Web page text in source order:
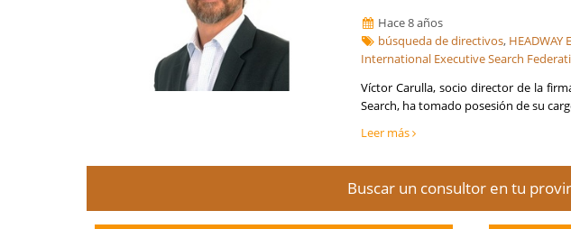
Hace 8 años
búsqueda de directivos, HEADWAY
International Executive Search
Víctor Carulla, socio director de la
Search, ha tomado posesión de su
Leer más
Buscar un consultor en tu